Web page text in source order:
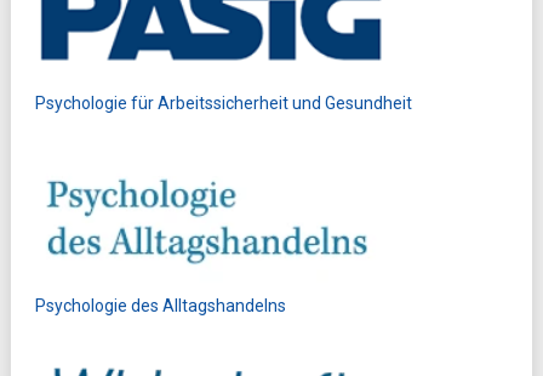
Psychologie für Arbeitssicherheit und Gesundheit
Psychologie des Alltagshandelns